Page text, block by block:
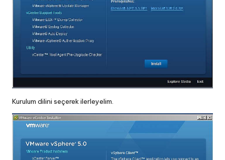
Kurulum dilini seçerek ilerleyelim.